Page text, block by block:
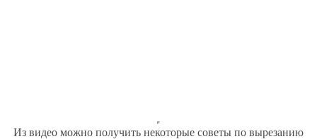
Из видео можно получить некоторые советы по вырезанию